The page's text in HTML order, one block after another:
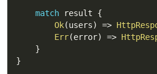
match result {
Ok(users) =>
Err(error) =>
}
}